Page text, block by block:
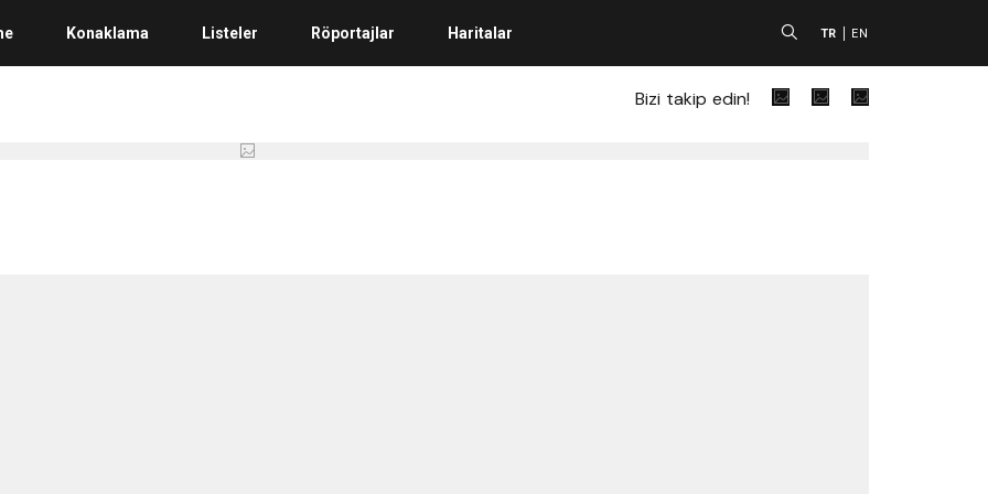
Konaklama Listeler Röportajlar Haritalar A TR EN
Bizi takip edin!